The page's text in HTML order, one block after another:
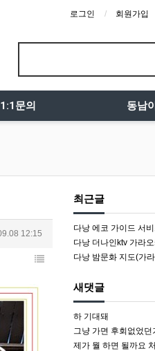
로그인 회원가입
문의 동남
12:15
최근글
다낭 에코 가이드 서비스의 숨겨진 시스
다낭 더나인ktv 가라오케 유흥주
다낭 밤문화 지도(가라오케,마사지,에코걸,토킹
새댓글
하 기대돼
그냥 가면 후회없었던
제가 뭘 하면 될까요